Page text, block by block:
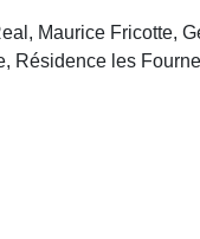
Maurice Fricotte,
Résidence les